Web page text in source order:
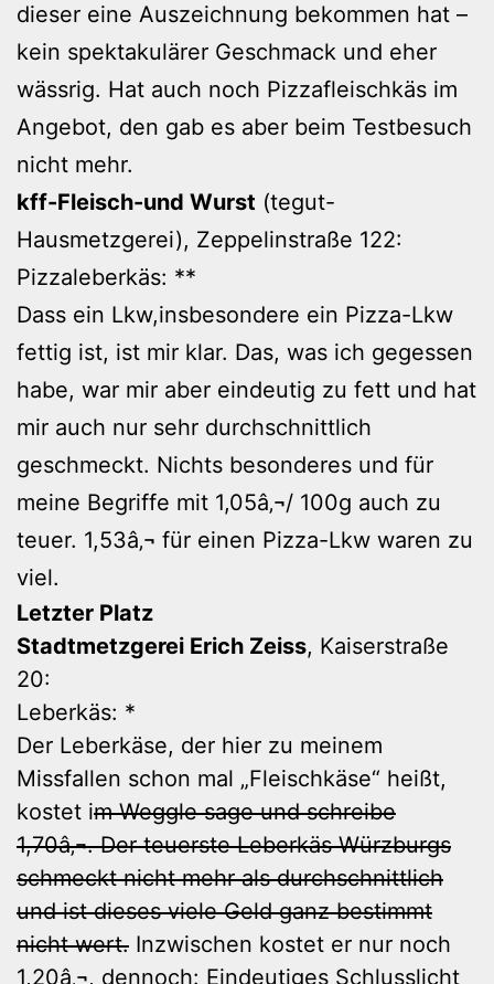
dieser eine Auszeichnung bekommen hat –
kein spektakulärer Geschmack und eher
wässrig. Hat auch noch Pizzafleischkäs im
Angebot, den gab es aber beim Testbesuch
nicht mehr.
kff-Fleisch-und Wurst (tegut-
Hausmetzgerei), Zeppelinstraße 122:
Pizzaleberkäs: **
Dass ein Lkw,insbesondere ein Pizza-Lkw
fettig ist, ist mir klar. Das, was ich gegessen
habe, war mir aber eindeutig zu fett und hat
mir auch nur sehr durchschnittlich
geschmeckt. Nichts besonderes und für
meine Begriffe mit 1,05â‚¬/ 100g auch zu
teuer. 1,53â‚¬ für einen Pizza-Lkw waren zu
viel.
Letzter Platz
Stadtmetzgerei Erich Zeiss, Kaiserstraße
20:
Leberkäs: *
Der Leberkäse, der hier zu meinem
Missfallen schon mal „Fleischkäse“ heißt,
kostet im Weggle sage und schreibe
1,70â‚¬. Der teuerste Leberkäs Würzburgs
schmeckt nicht mehr als durchschnittlich
und ist dieses viele Geld ganz bestimmt
nicht wert. Inzwischen kostet er nur noch
1,20â‚¬, dennoch: Eindeutiges Schlusslicht